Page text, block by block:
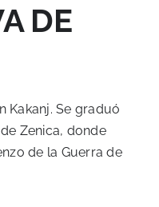
DE
Kakanj. Se graduó
Zenica, donde
de la Guerra de